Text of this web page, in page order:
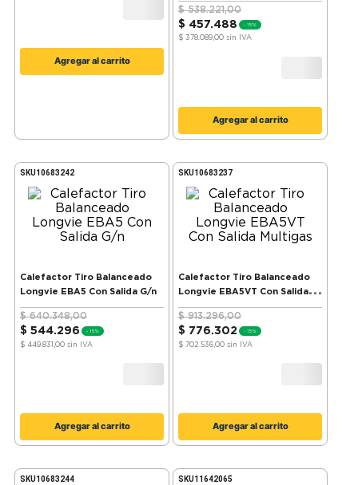
Agregar al carrito
$ 538.221,00
$ 457.488 -15%
$ 378.089,00 sin IVA
Agregar al carrito
SKU10683242
Calefactor Tiro Balanceado
Longvie EBA5 Con Salida G/n
$ 640.348,00
$ 544.296 -15%
$ 449.831,00 sin IVA
Agregar al carrito
SKU10683237
Calefactor Tiro Balanceado
Longvie EBA5VT Con Salida
Multigas
$ 913.296,00
$ 776.302 -15%
$ 702.536,00 sin IVA
Agregar al carrito
SKU10683244 SKU11642065